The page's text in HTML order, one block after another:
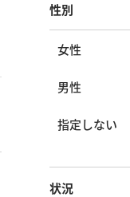
性別
女性
男性
指定しない
状況